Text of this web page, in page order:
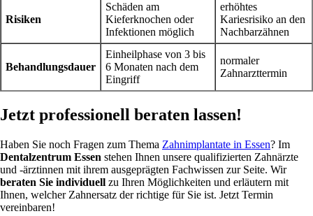
Risiken
Schäden am
Kieferknochen oder
Infektionen möglich
erhöhtes
Kariesrisiko an den
Nachbarzähnen
Behandlungsdauer
Einheilphase von 3 bis
6 Monaten nach dem
Eingriff
normaler
Zahnarzttermin
Jetzt professionell beraten lassen!
Haben Sie noch Fragen zum Thema Zahnimplantate in Essen? Im
Dentalzentrum Essen stehen Ihnen unsere qualifizierten Zahnärzte
und -ärztinnen mit ihrem ausgeprägten Fachwissen zur Seite. Wir
beraten Sie individuell zu Ihren Möglichkeiten und erläutern mit
Ihnen, welcher Zahnersatz der richtige für Sie ist. Jetzt Termin
vereinbaren!